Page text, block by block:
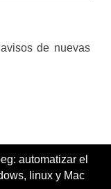
de nuevas
automatizar el
linux y Mac